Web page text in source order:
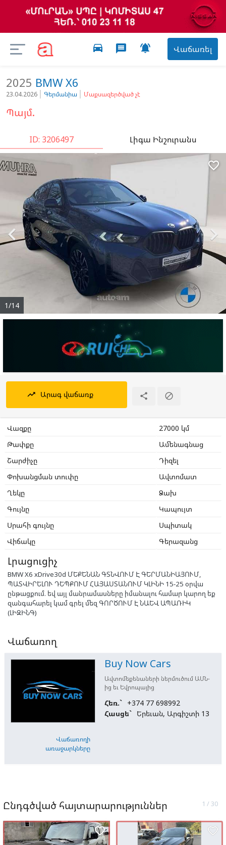
Վաճառել

message
directions_car
2025 BMW X6
23.04.2026 Գերմանիա Մաքսազերծված չէ
Պայմ.
ID: 3206497 Լիգա Ինշուրանս
1/14
favorite_border
 
trending_up Արագ վաճառք  
Վազքը
27000 կմ
Թափքը
Ամենագնաց
Շարժիչը
Դիզել
Փոխանցման տուփը
Ավտոմատ
Ղեկը
Ձախ
Գույնը
Կապույտ
Սրահի գույնը
Սպիտակ
Վիճակը
Գերազանց
Լրացուցիչ
BMW X6 xDrive30d ՄԵՔԵՆԱՆ ԳՏՆՎՈՒՄ Է ԳԵՐՄԱՆԻԱՅՈՒՄ,
ՊԱՏՎԻՐԵԼՈՒ ԴԵՊՔՈՒՄ ՀԱՅԱՍՏԱՆՈՒՄ ԿԼԻՆԻ 15-25 օրվա
ընթացքում. եվ այլ մանրամասները իմանալու համար կարող եք
զանգահարել կամ գրել մեզ ԳՈՐԾՈՒՄ Է ՆԱԵՎ ԱՊԱՌԻԿ
(ԼԻԶԻՆԳ)
Վաճառող
Վաճառողի
առաջարկները
Buy Now Cars
Ավտոմեքենաների ներմուծում ԱՄՆ-
ից եւ Եվրոպայից
Հեռ.` +374 77 698992
Հասցե` Երեւան, Արգիշտի 13
Ընդգծված հայտարարություններ
favorite_border favorite_border